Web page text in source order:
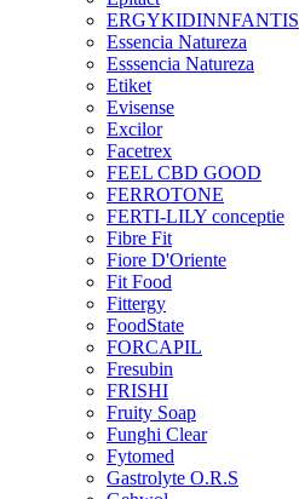
ERGYKIDINNFANTIS
Essencia Natureza
Esssencia Natureza
Etiket
Evisense
Excilor
Facetrex
FEEL CBD GOOD
FERROTONE
FERTI-LILY conceptie
Fibre Fit
Fiore D'Oriente
Fit Food
Fittergy
FoodState
FORCAPIL
Fresubin
FRISHI
Fruity Soap
Funghi Clear
Fytomed
Gastrolyte O.R.S